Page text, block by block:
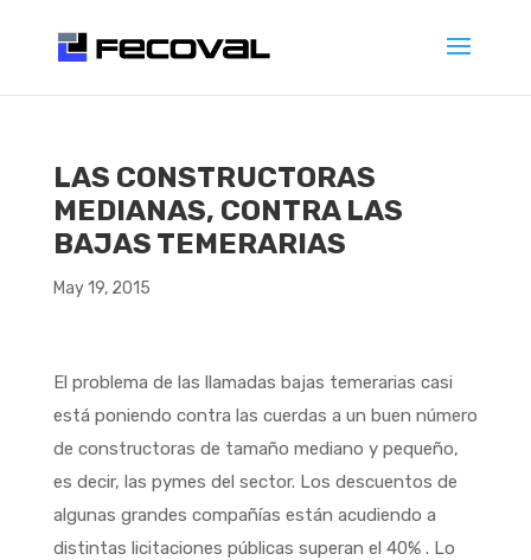
LAS CONSTRUCTORAS
MEDIANAS, CONTRA LAS
BAJAS TEMERARIAS
May 19, 2015
El problema de las llamadas bajas temerarias casi
está poniendo contra las cuerdas a un buen número
de constructoras de tamaño mediano y pequeño,
es decir, las pymes del sector. Los descuentos de
algunas grandes compañías están acudiendo a
distintas licitaciones públicas superan el 40% . Lo